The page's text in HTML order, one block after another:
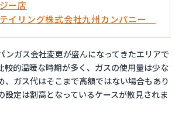
ー店
イリング株式会社九州カンパニー
株式会社 久留米営業所
株式会社 弓削田営業所
式会社 行橋営業所
式会社 福岡支店
ンガス会社変更が盛んになってきたエリアで
較的温暖な時期が多く、ガスの使用量は少な
、ガス代はそこまで高額ではない場合もあり
設定は割高となっているケースが散見されま